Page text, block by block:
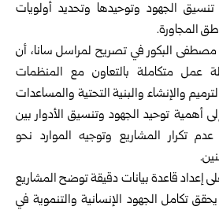
تنسيق الجهود وتوحيدها وتحديد أولويات
المجاورة.
البكور في تصريح لمراسل سانا، أن
عمل متكاملة بالتعاون مع المنظمات
والإنشاء والبنية التحتية والمساعدات
أهمية توحيد الجهود وتنسيق الأدوار بين
تكرار المشاريع وتوجيه الموارد نحو
إعداد قاعدة بيانات دقيقة توضح المشاريع
يحقق تكامل الجهود الإنسانية والتنموية في